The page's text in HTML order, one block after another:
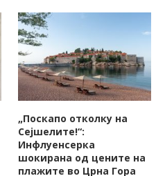
„Поскапо отколку на
Сејшелите!“:
Инфлуенсерка
шокирана од цените на
плажите во Црна Гора